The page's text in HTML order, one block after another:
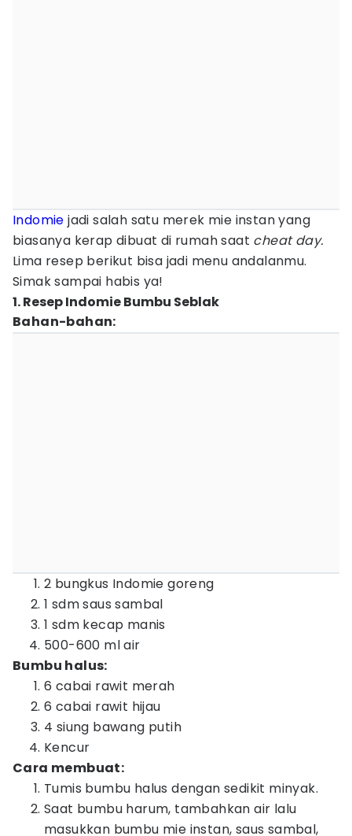
Indomie jadi salah satu merek mie instan yang
biasanya kerap dibuat di rumah saat cheat day.
Lima resep berikut bisa jadi menu andalanmu.
Simak sampai habis ya!
1. Resep Indomie Bumbu Seblak
Bahan-bahan:
2 bungkus Indomie goreng
1 sdm saus sambal
1 sdm kecap manis
500-600 ml air
Bumbu halus:
6 cabai rawit merah
6 cabai rawit hijau
4 siung bawang putih
Kencur
Cara membuat:
Tumis bumbu halus dengan sedikit minyak.
Saat bumbu harum, tambahkan air lalu
masukkan bumbu mie instan, saus sambal,